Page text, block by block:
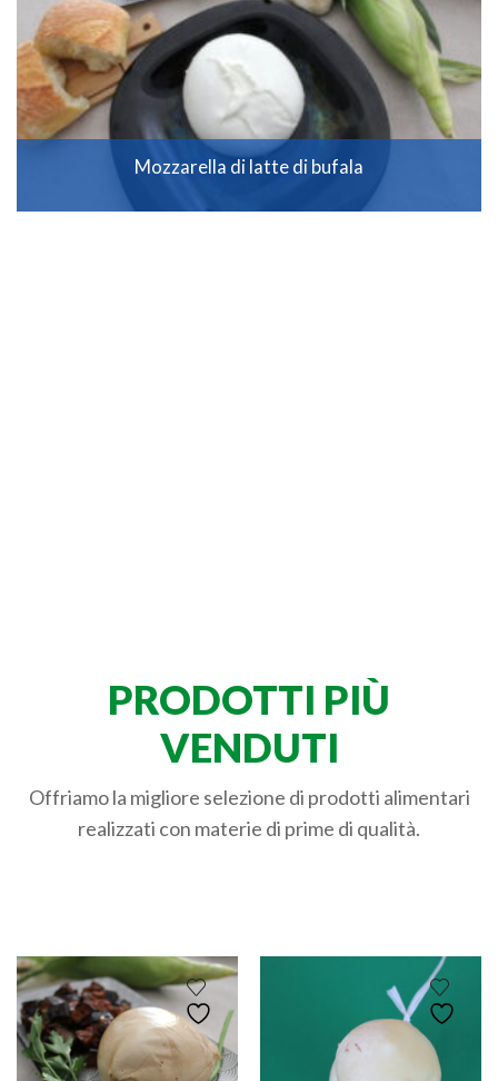
Mozzarella di latte di bufala
PRODOTTI PIÙ
VENDUTI
Offriamo la migliore selezione di prodotti alimentari
realizzati con materie di prime di qualità.